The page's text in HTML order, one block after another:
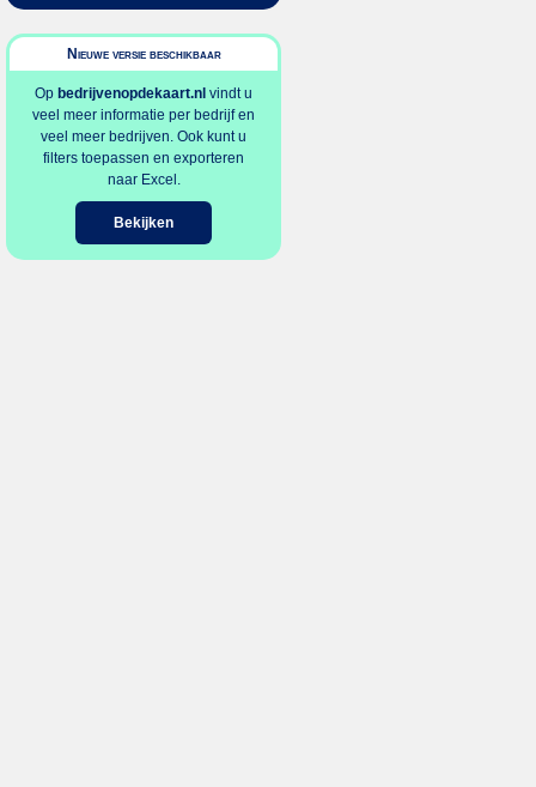
Nieuwe versie beschikbaar
Op bedrijvenopdekaart.nl vindt u
veel meer informatie per bedrijf en
veel meer bedrijven. Ook kunt u
filters toepassen en exporteren
naar Excel.
Bekijken